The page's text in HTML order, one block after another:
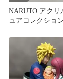
NARUTO アクリ
ュアコレクショ